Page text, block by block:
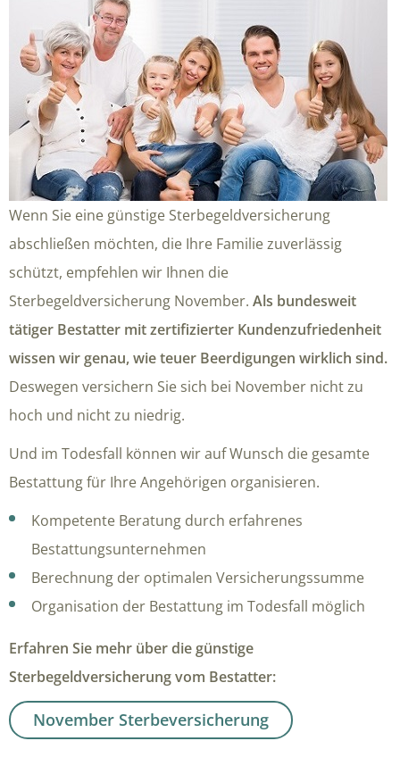
Wenn Sie eine günstige Sterbegeldversicherung
abschließen möchten, die Ihre Familie zuverlässig
schützt, empfehlen wir Ihnen die
Sterbegeldversicherung November. Als bundesweit
tätiger Bestatter mit zertifizierter Kundenzufriedenheit
wissen wir genau, wie teuer Beerdigungen wirklich sind.
Deswegen versichern Sie sich bei November nicht zu
hoch und nicht zu niedrig.
Und im Todesfall können wir auf Wunsch die gesamte
Bestattung für Ihre Angehörigen organisieren.
Kompetente Beratung durch erfahrenes
Bestattungsunternehmen
Berechnung der optimalen Versicherungssumme
Organisation der Bestattung im Todesfall möglich
Erfahren Sie mehr über die günstige
Sterbegeldversicherung vom Bestatter:
November Sterbeversicherung